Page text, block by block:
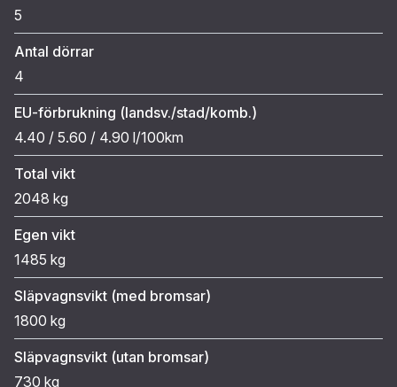
5
Antal dörrar
4
EU-förbrukning (landsv./stad/komb.)
4.40 / 5.60 / 4.90 l/100km
Total vikt
2048 kg
Egen vikt
1485 kg
Släpvagnsvikt (med bromsar)
1800 kg
Släpvagnsvikt (utan bromsar)
730 kg